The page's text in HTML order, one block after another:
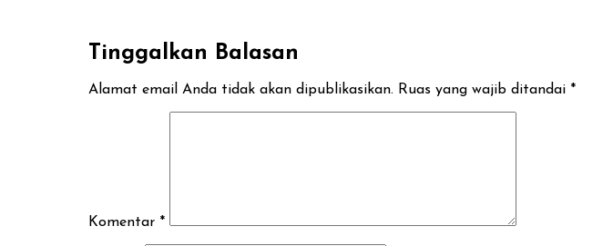
Tinggalkan Balasan
Alamat email Anda tidak akan dipublikasikan. Ruas yang wajib ditandai *
Komentar *